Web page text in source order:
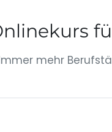
mehr